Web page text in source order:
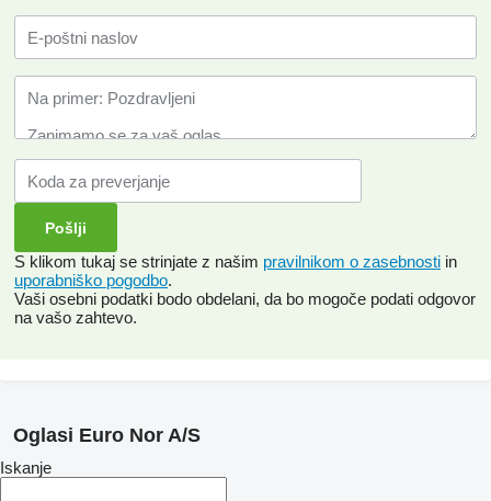
S klikom tukaj se strinjate z našim pravilnikom o zasebnosti in
uporabniško pogodbo.
Vaši osebni podatki bodo obdelani, da bo mogoče podati odgovor
na vašo zahtevo.
Oglasi Euro Nor A/S
Iskanje